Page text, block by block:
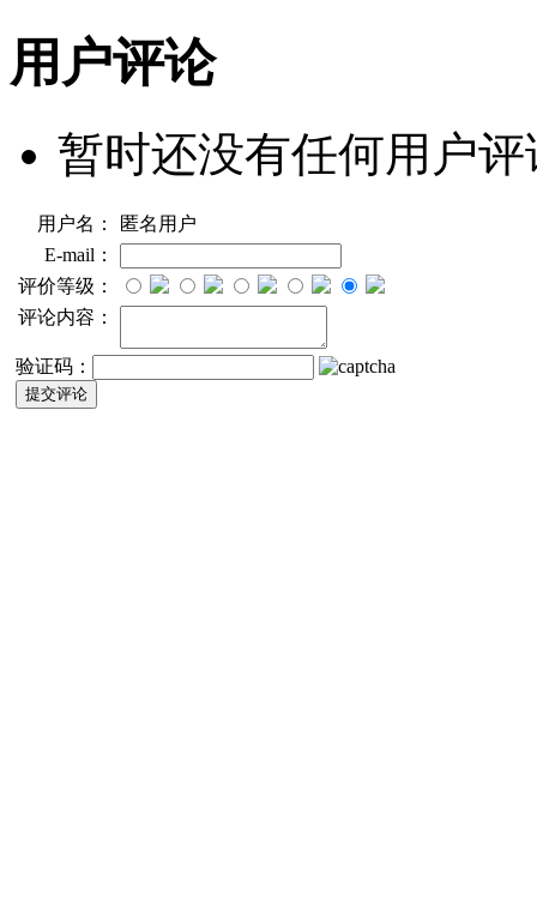
用户评论
暂时还没有任何用户评
用户名：
匿名用户
E-mail：
评价等级：
评论内容：
验证码：